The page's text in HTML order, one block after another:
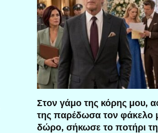
Στον γάμο της κόρης μου,
της παρέδωσα τον φάκελο
δώρο, σήκωσε το ποτήρι